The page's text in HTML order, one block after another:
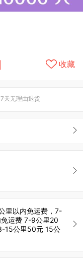
收藏
天无理由退货
里以内免运费，7-
运费 7-9公里20
15公里50元 15公